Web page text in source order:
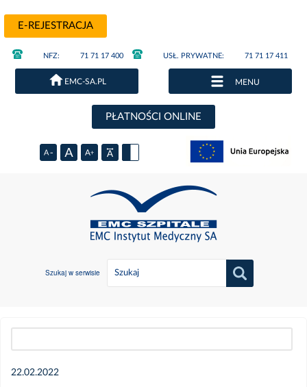
E-REJESTRACJA
NFZ: 71 71 17 400 USŁ. PRYWATNE: 71 71 17 411
EMC-SA.PL MENU
PŁATNOŚCI ONLINE
Szukaj w serwisie
22.02.2022